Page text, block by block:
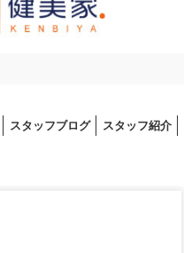
スタッフブログ スタッフ紹介